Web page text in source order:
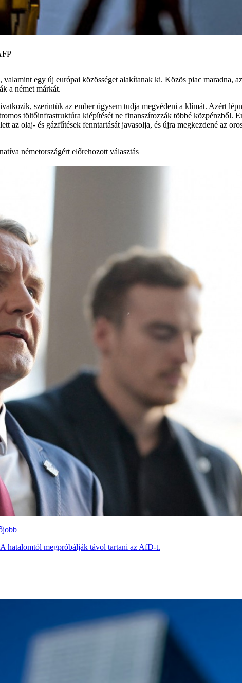
egy új európai közösséget alakítanak ki. Közös piac maradna,
a német márkát.
szerintük az ember úgysem tudja megvédeni a klímát. Azért
töltőinfrastruktúra kiépítését ne finanszírozzák többé közpénzből.
az olaj- és gázfűtések fenntartását javasolja, és újra megkezdené az
németországért előrehozott választás
hatalomtól megpróbálják távol tartani az AfD-t.